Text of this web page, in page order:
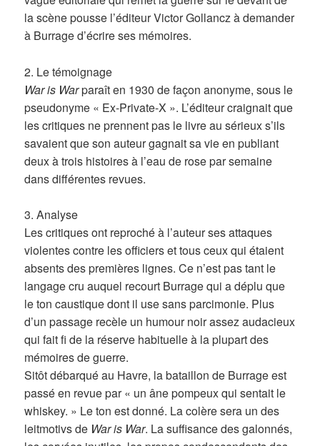
la scène pousse l’éditeur Victor Gollancz à demander
à Burrage d’écrire ses mémoires.
2. Le témoignage
War is Warparaît en 1930 de façon anonyme, sous le
pseudonyme « Ex-Private-X ». L’éditeur craignait que
les critiques ne prennent pas le livre au sérieux s’ils
savaient que son auteur gagnait sa vie en publiant
deux à trois histoires à l’eau de rose par semaine
dans différentes revues.
3. Analyse
Les critiques ont reproché à l’auteur ses attaques
violentes contre les officiers et tous ceux qui étaient
absents des premières lignes. Ce n’est pas tant le
langage cru auquel recourt Burrage qui a déplu que
le ton caustique dont il use sans parcimonie. Plus
d’un passage recèle un humour noir assez audacieux
qui fait fi de la réserve habituelle à la plupart des
mémoires de guerre.
Sitôt débarqué au Havre, la bataillon de Burrage est
passé en revue par « un âne pompeux qui sentait le
whiskey. » Le ton est donné. La colère sera un des
leitmotivs de War is War. La suffisance des galonnés,